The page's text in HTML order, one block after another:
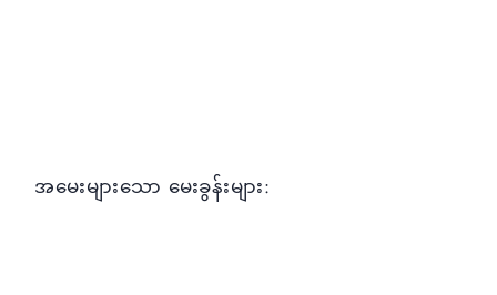
အမေးများသော မေးခွန်းများ: